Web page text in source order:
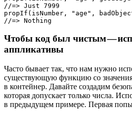
//=> Just 7999
propIf(isNumber, "age",
//=> Nothing
Чтобы код был чистым —
аппликативы
Часто бывает так, что нам нужно
существующую функцию со
в контейнер. Давайте создадим
которая допускает только числа.
в предыдущем примере. Первая